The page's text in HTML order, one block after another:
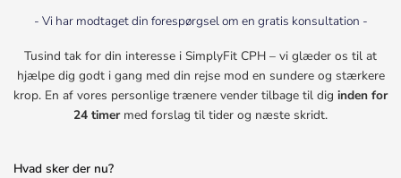
- Vi har modtaget din forespørgsel om en gratis konsultation -
Tusind tak for din interesse i SimplyFit CPH – vi glæder os til at
hjælpe dig godt i gang med din rejse mod en sundere og stærkere
krop. En af vores personlige trænere vender tilbage til dig inden for
24 timermed forslag til tider og næste skridt.
Hvad sker der nu?